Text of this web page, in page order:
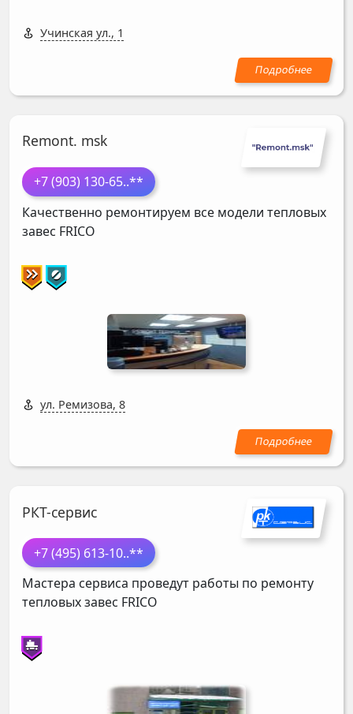
Учинская ул., 1
Remont. msk
+7 (903) 130-65..**
Качественно ремонтируем все модели тепловых
завес FRICO
ул. Ремизова, 8
РКТ-сервис
+7 (495) 613-10..**
Мастера сервиса проведут работы по ремонту
тепловых завес FRICO